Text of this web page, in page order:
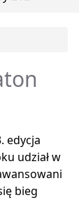
edycja
udział w
bieg